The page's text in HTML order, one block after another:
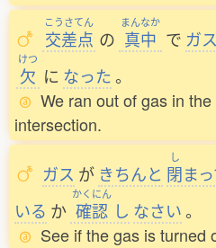
こうさてん
交差点 の
まんなか
真中 で ガス
けつ
欠 に なった。
We ran out of gas in
intersection.
ガス が きちんと
し
閉ま
いる か
かくにん
確認 し なさい。
See if the gas is turned